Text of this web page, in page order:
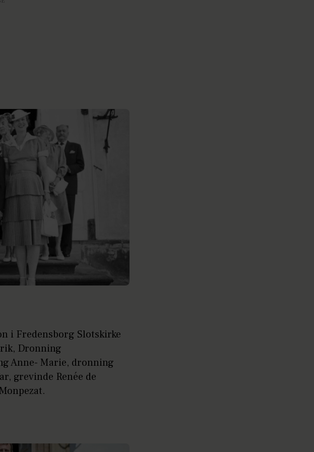
i Fredensborg Slotskirke
Dronning
Anne- Marie, dronning
grevinde Renée de